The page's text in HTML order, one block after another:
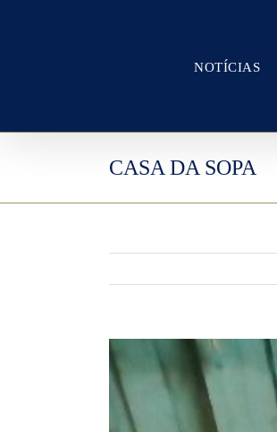
NOTÍCIAS
CASA DA SOPA
View
Image